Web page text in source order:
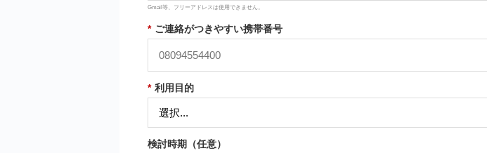
Gmail等、フリーアドレスは使用できません。
* ご連絡がつきやすい携帯番号
* 利用目的
検討時期（任意）